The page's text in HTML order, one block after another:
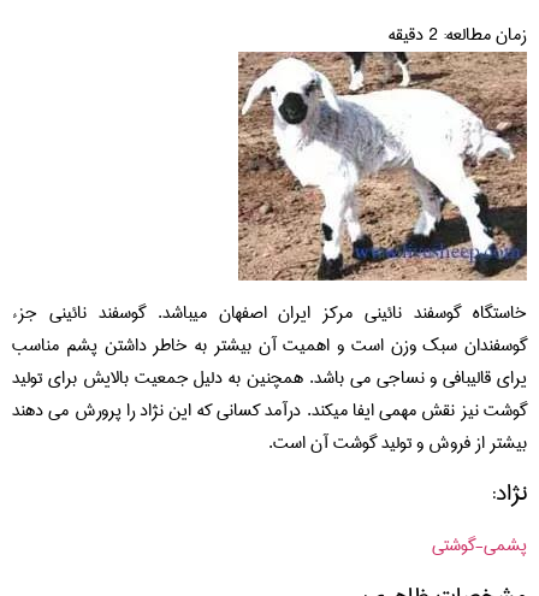
زمان مطالعه:2دقیقه
خاستگاه گوسفند نائینی مرکز ایران اصفهان میباشد. گوسفند نائینی جزء
گوسفندان سبک وزن است و اهمیت آن بیشتر به خاطر داشتن پشم مناسب
یرای قالیبافی و نساجی می باشد. همچنین به دلیل جمعیت بالایش برای تولید
گوشت نیز نقش مهمی ایفا میکند. درآمد کسانی که این نژاد را پرورش می دهند
بیشتر از فروش و تولید گوشت آن است.
نژاد:
پشمی-گوشتی